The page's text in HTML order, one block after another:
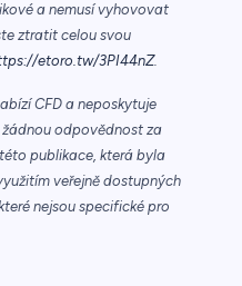
a nemusí vyhovovat
ztratit celou svou
etoro.tw/3PI44nZ.
CFD a neposkytuje
odpovědnost za
publikace, která byla
veřejně dostupných
nejsou specifické pro